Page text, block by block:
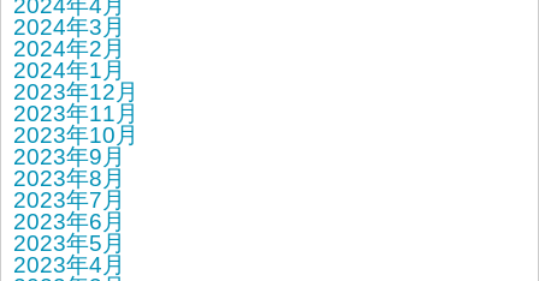
2024年3月
2024年2月
2024年1月
2023年12月
2023年11月
2023年10月
2023年9月
2023年8月
2023年7月
2023年6月
2023年5月
2023年4月